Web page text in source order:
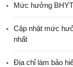
Mức hưởng
Cập nhật mức
nhất
Địa chỉ làm bảo